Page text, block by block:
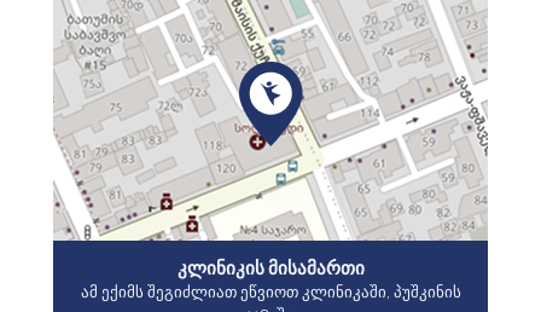
ᲙᲚᲘᲜᲘᲙᲘᲡ ᲛᲘᲡᲐᲛᲐᲠᲗᲘ
ამ ექიმს შეგიძლიათ ეწვიოთ კლინიკაში, პუშკინის